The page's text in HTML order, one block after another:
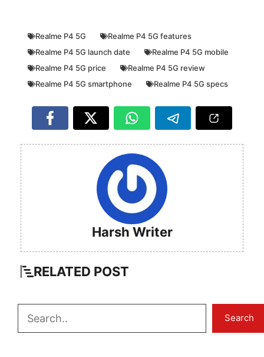
Realme P4 5G
Realme P4 5G features
Realme P4 5G launch date
Realme P4 5G mobile
Realme P4 5G price
Realme P4 5G review
Realme P4 5G smartphone
Realme P4 5G specs
Harsh Writer
RELATED POST
Search
Search